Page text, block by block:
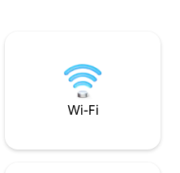
Wi-Fi